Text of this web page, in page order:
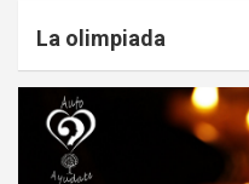
La olimpiada